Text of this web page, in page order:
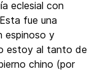
eclesial con
fue una
espinoso y
estoy al tanto de
chino (por